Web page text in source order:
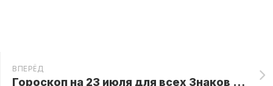
ВПЕРЁД
Гороскоп на 23 июля для всех Знаков Зодиака